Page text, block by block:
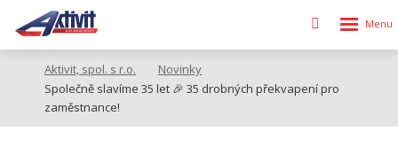
Vyhledávání
Rozbalení
Aktivit, spol. s r.o.
Novinky
Společně slavíme 35 let 🎉 35 drobných překvapení pro
zaměstnance!